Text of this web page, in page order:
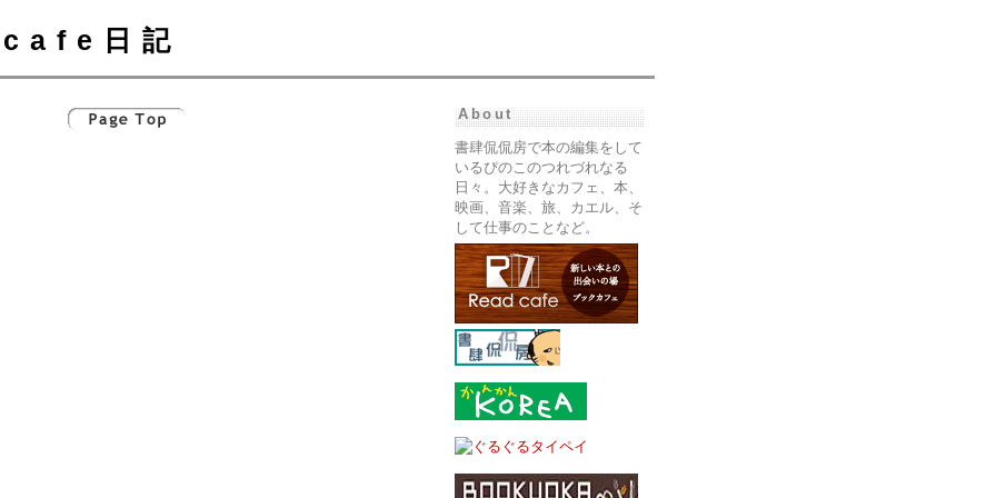
cafe日記
About
書肆侃侃房で本の編集をして
いるぴのこのつれづれなる
日々。大好きなカフェ、本、
映画、音楽、旅、カエル、そ
して仕事のことなど。